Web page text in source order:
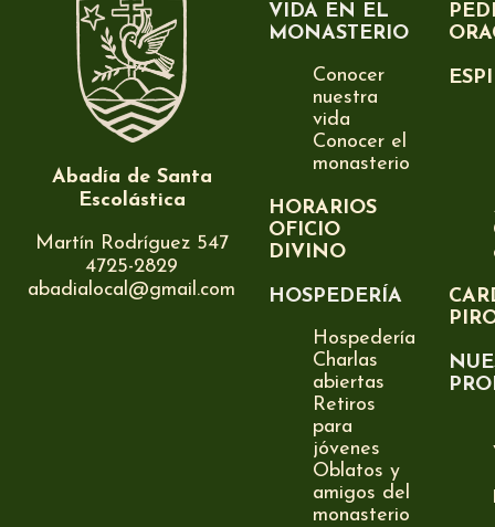
Abadía de Santa
Escolástica
Martín Rodríguez 547
4725-2829
abadialocal@gmail.com
VIDA EN EL
MONASTERIO
Conocer
nuestra
vida
Conocer el
monasterio
HORARIOS
OFICIO
DIVINO
HOSPEDERÍA
Hospedería
Charlas
abiertas
Retiros
para
jóvenes
Oblatos y
amigos del
monasterio